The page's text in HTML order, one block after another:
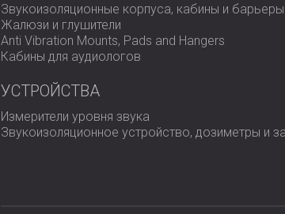
Звукоизоляционные корпуса, кабины и барьеры
Жалюзи и глушители
Anti Vibration Mounts, Pads and Hangers
Кабины для аудиологов
УСТРОЙСТВА
Измерители уровня звука
Звукоизоляционное устройство, дозиметры и